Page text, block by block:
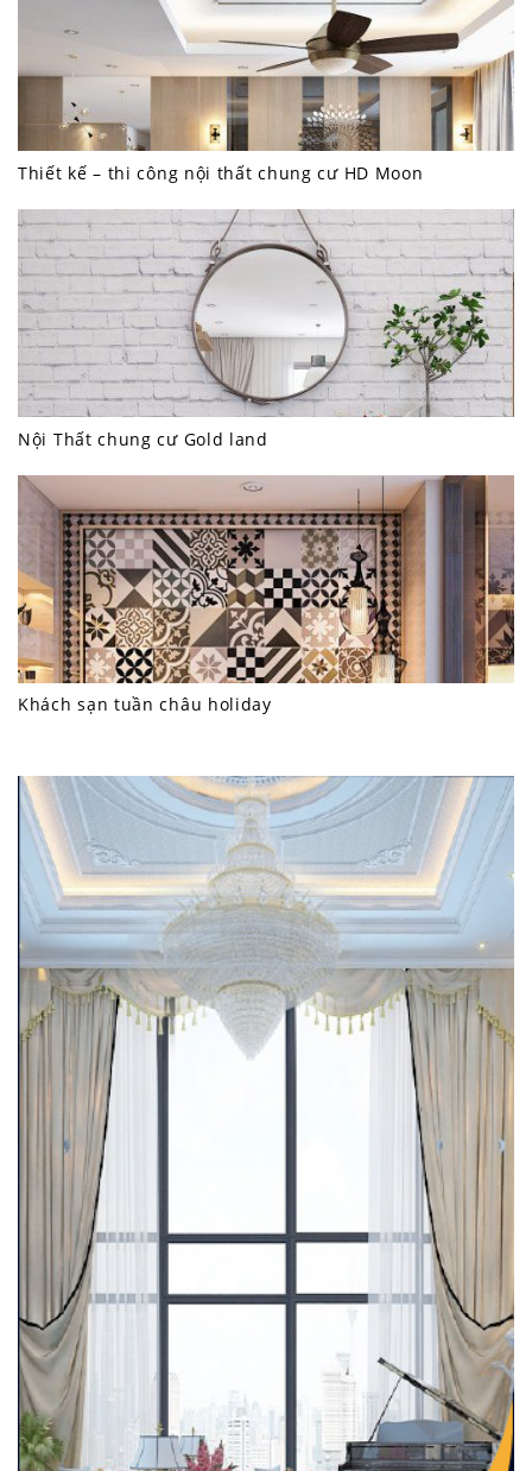
Thiết kế – thi công nội thất chung cư HD Moon
Nội Thất chung cư Gold land
Khách sạn tuần châu holiday